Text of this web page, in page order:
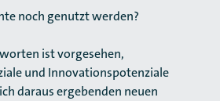
noch genutzt werden?
ist vorgesehen,
und Innovations­potenziale
daraus ergebenden neuen